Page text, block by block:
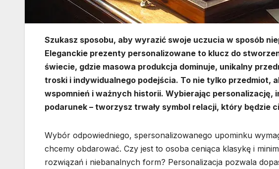
Szukasz sposobu, aby wyrazić swoje uczucia w sposób
Eleganckie prezenty personalizowane to klucz do
świecie, gdzie masowa produkcja dominuje, unikalny
troski i indywidualnego podejścia. To nie tylko przedmiot,
wspomnień i ważnych historii. Wybierając
podarunek – tworzysz trwały symbol relacji, który będzie
Wybór odpowiedniego, spersonalizowanego upominku
chcemy obdarować. Czy jest to osoba ceniąca klasykę i
rozwiązań i niebanalnych form? Personalizacja pozwala